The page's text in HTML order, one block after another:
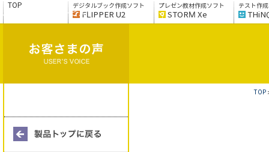
ソリューションサービス
TOP デジタルブック作成ソフト
FLIPPER U2
プレゼン教材作成ソフト
STORM Xe
テスト作
TOP